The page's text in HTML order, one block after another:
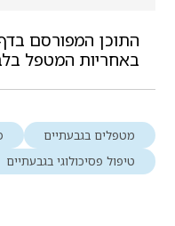
התוכן המפורסם
באחריות המטפל
מטפלים בגבעתיים
טיפול פסיכולוגי בגבעתיים